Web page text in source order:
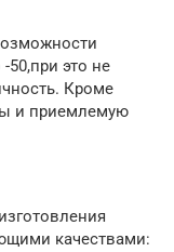
50,при это не
Кроме
и приемлемую
качествами: